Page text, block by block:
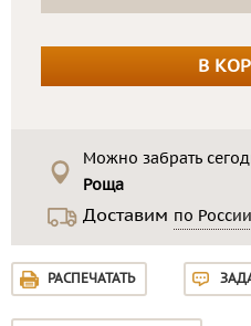
В
Можно забрать
Роща
Доставим по
РАСПЕЧАТАТЬ